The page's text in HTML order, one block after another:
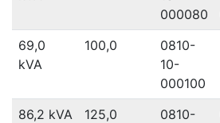
000080
69,0
kVA
100,0
0810-
10-
000100
86,2 kVA
125,0
0810-